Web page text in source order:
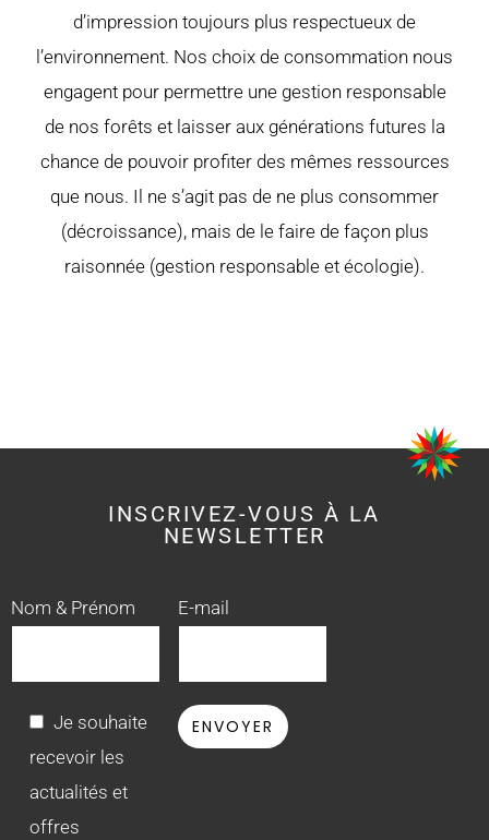
d’impression toujours plus respectueux de
l’environnement. Nos choix de consommation nous
engagent pour permettre une gestion responsable
de nos forêts et laisser aux générations futures la
chance de pouvoir profiter des mêmes ressources
que nous. Il ne s’agit pas de ne plus consommer
(décroissance), mais de le faire de façon plus
raisonnée (gestion responsable et écologie).
INSCRIVEZ-VOUS À LA
NEWSLETTER
Nom & Prénom E-mail
Je souhaite
recevoir les
actualités et
offres